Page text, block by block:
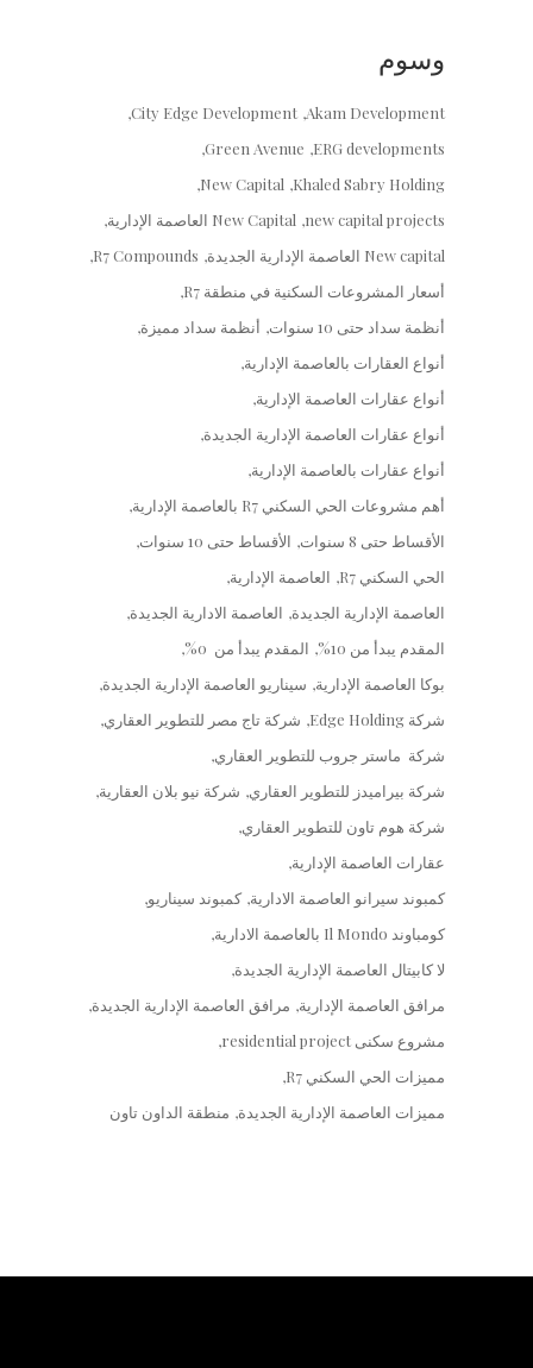
وسوم
Akam Development
City Edge Development
ERG developments
Green Avenue
Khaled Sabry Holding
New Capital
new capital projects New Capital العاصمة الإدارية
New capital العاصمة الإدارية الجديدة
R7 Compounds
أسعار المشروعات السكنية في منطقة R7
أنظمة سداد حتى 10 سنوات
أنظمة سداد مميزة
أنواع العقارات بالعاصمة الإدارية
أنواع عقارات العاصمة الإدارية
أنواع عقارات العاصمة الإدارية الجديدة
أنواع عقارات بالعاصمة الإدارية
أهم مشروعات الحي السكني R7 بالعاصمة الإدارية
الأقساط حتى 8 سنوات
الأقساط حتى 10 سنوات
الحي السكني R7
العاصمة الإدارية
العاصمة الإدارية الجديدة العاصمة الادارية الجديدة
المقدم يبدأ من 10%
المقدم يبدأ من 0%
بوكا العاصمة الإدارية سيناريو العاصمة الإدارية الجديدة
شركة Edge Holding
شركة تاج مصر للتطوير العقاري
شركة ماستر جروب للتطوير العقاري
شركة بيراميدز للتطوير العقاري شركة نيو بلان العقارية
شركة هوم تاون للتطوير العقاري
عقارات العاصمة الإدارية
كمبوند سيرانو العاصمة الادارية كمبوند سيناريو
كومباوند Il Mondo بالعاصمة الادارية
لا كابيتال العاصمة الإدارية الجديدة
مرافق العاصمة الإدارية مرافق العاصمة الإدارية الجديدة
مشروع سكنى residential project
مميزات الحي السكني R7
مميزات العاصمة الإدارية الجديدة منطقة الداون تاون